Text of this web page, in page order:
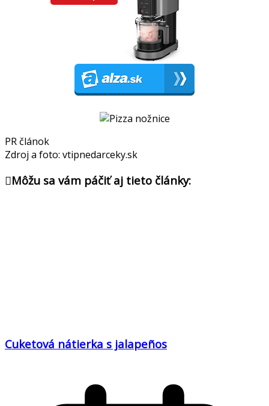
PR článok
Zdroj a foto: vtipnedarceky.sk
Môžu sa vám páčiť aj tieto články:
Cuketová nátierka s jalapeños